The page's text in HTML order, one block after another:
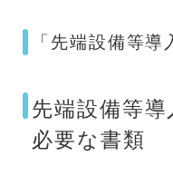
「先端設備等
先端設備等
必要な書類